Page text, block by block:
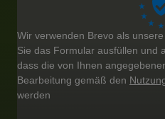
Wir verwenden Brevo als
Sie das Formular ausfüllen und
dass die von Ihnen
Bearbeitung gemäß den
werden